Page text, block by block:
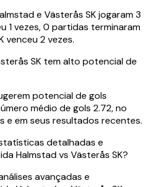
e Västerås SK jogaram 3
1 vezes, 0 partidas terminaram
venceu 2 vezes.
SK tem alto potencial de
potencial de gols
médio de gols 2.72, no
e em seus resultados recentes.
detalhadas e
Halmstad vs Västerås SK?
avançadas e